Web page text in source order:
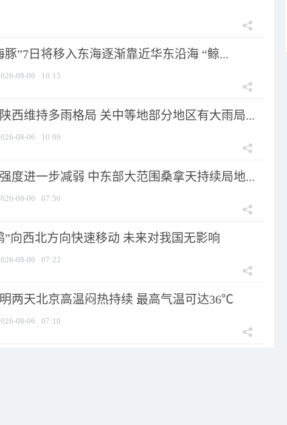
豚”7日将移入东海逐渐靠近华东沿海 “鲸...
08-06 10:15
西维持多雨格局 关中等地部分地区有大雨局...
08-06 10:09
度进一步减弱 中东部大范围桑拿天持续局地...
08-06 07:50
”向西北方向快速移动 未来对我国无影响
08-06 07:22
两天北京高温闷热持续 最高气温可达36℃
08-06 07:10